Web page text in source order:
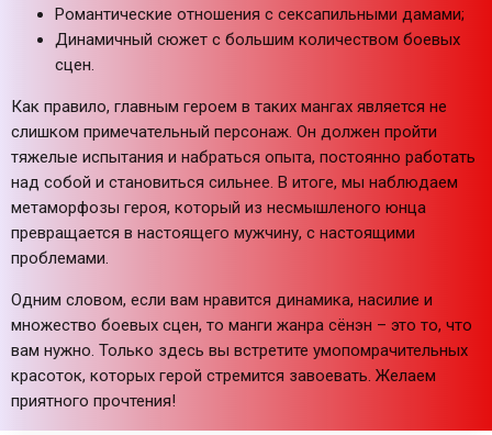
Романтические отношения с сексапильными дамами;
Динамичный сюжет с большим количеством боевых
сцен.
Как правило, главным героем в таких мангах является не
слишком примечательный персонаж. Он должен пройти
тяжелые испытания и набраться опыта, постоянно работать
над собой и становиться сильнее. В итоге, мы наблюдаем
метаморфозы героя, который из несмышленого юнца
превращается в настоящего мужчину, с настоящими
проблемами.
Одним словом, если вам нравится динамика, насилие и
множество боевых сцен, то манги жанра сёнэн – это то, что
вам нужно. Только здесь вы встретите умопомрачительных
красоток, которых герой стремится завоевать. Желаем
приятного прочтения!